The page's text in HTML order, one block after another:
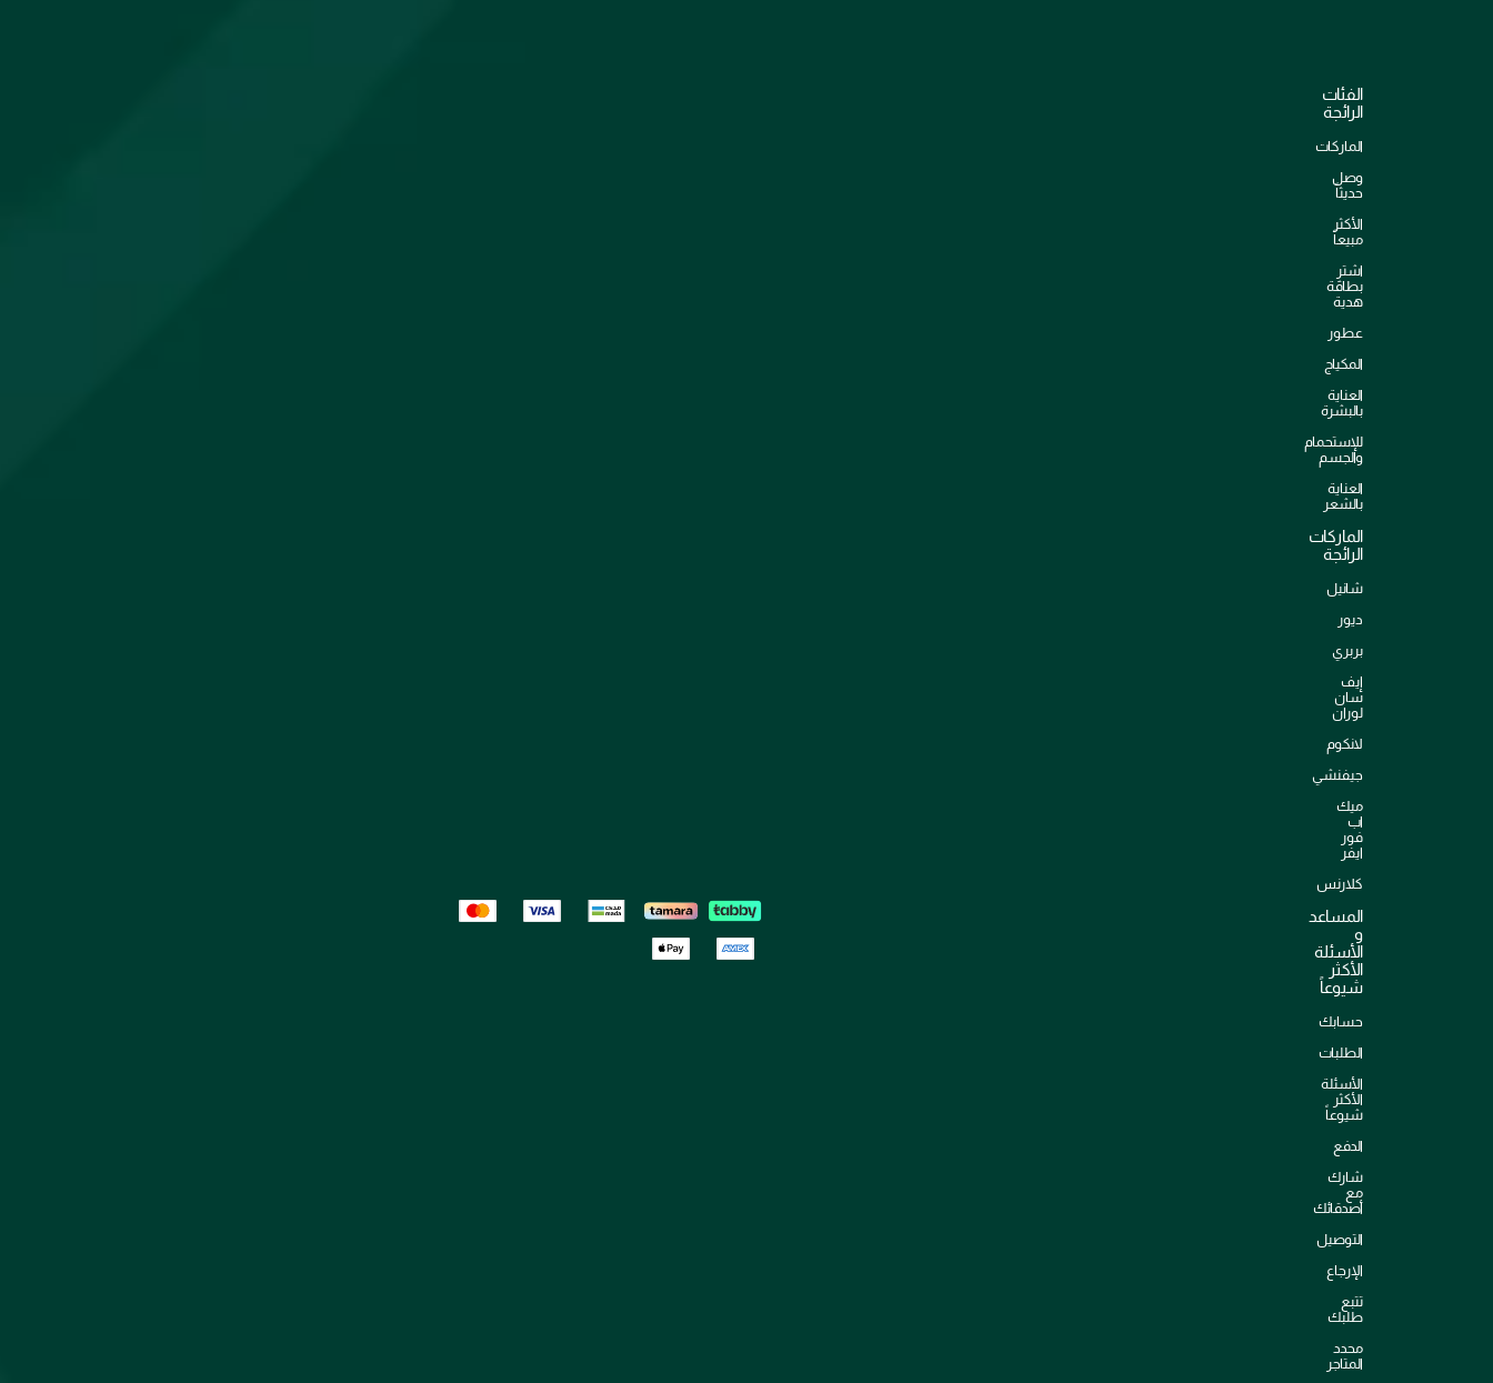
الفئات
الرائجة
الماركات
وصل
حديثاً
الأكثر
مبيعاً
اشترِ
بطاقة
هدية
عطور
المكياج
العناية
بالبشرة
للإستحمام
والجسم
العناية
بالشعر
الماركات
الرائجة
شانيل
ديور
بربري
إيف
سان
لوران
لانكوم
جيفنشي
ميك
اب
فور
ايفر
كلارنس
المساعد
و
الأسئلة
الأكثر
شيوعاً
حسابك
الطلبات
الأسئلة
الأكثر
شيوعاً
الدفع
شارك
مع
أصدقائك
التوصيل
الإرجاع
تتبع
طلبك
محدد
المتاجر